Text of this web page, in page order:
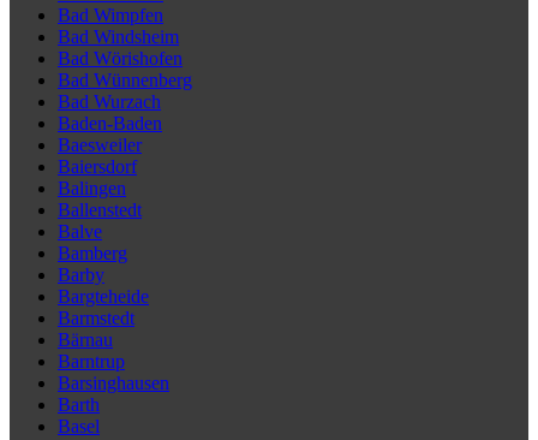
Bad Wimpfen
Bad Windsheim
Bad Wörishofen
Bad Wünnenberg
Bad Wurzach
Baden-Baden
Baesweiler
Baiersdorf
Balingen
Ballenstedt
Balve
Bamberg
Barby
Bargteheide
Barmstedt
Bärnau
Barntrup
Barsinghausen
Barth
Basel